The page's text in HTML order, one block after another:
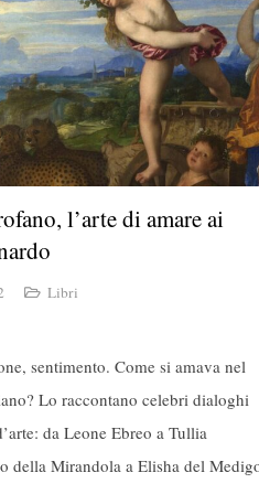
l’arte di amare ai
Libri
sentimento. Come si amava nel
Lo raccontano celebri dialoghi
da Leone Ebreo a Tullia
della Mirandola a Elisha del